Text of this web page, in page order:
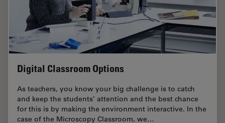
Digital Classroom Options
As teachers, you know your big challenge is to catch
and keep the students’ attention and the best chance
for this is by making the environment interactive. In the
case of the Microscopy Classroom, we…